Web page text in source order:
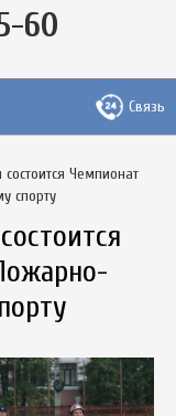
60
Связь
Чемпионат
спорту